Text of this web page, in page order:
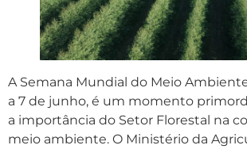
A Semana Mundial do Meio
a 7 de junho, é um momento
a importância do Setor Florestal na
meio ambiente. O Ministério da